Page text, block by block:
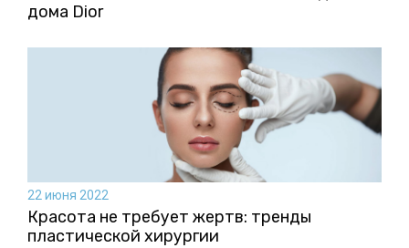
дома Dior
22 июня 2022
Красота не требует жертв: тренды
пластической хирургии